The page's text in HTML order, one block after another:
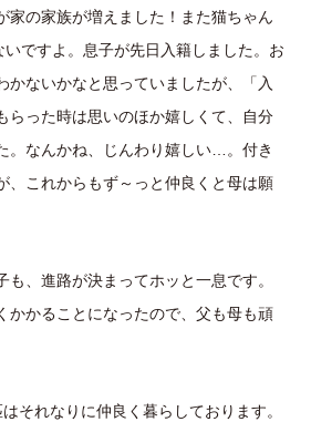
家の家族が増えました！また猫ちゃん
ですよ。息子が先日入籍しました。お
かないかなと思っていましたが、「入
らった時は思いのほか嬉しくて、自分
。なんかね、じんわり嬉しい…。付き
、これからもず～っと仲良くと母は願
も、進路が決まってホッと一息です。
かかることになったので、父も母も頑
それなりに仲良く暮らしております。